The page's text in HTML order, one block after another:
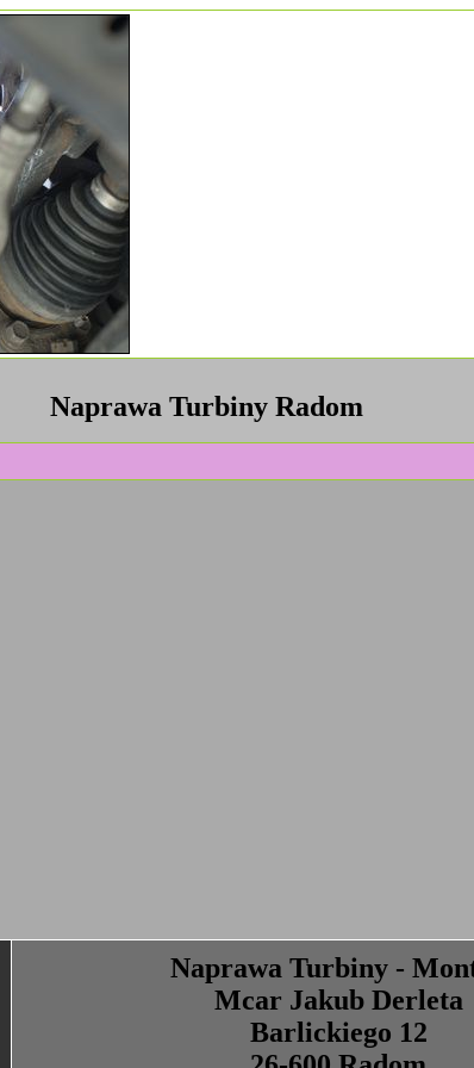
Naprawa Turbiny Radom
Naprawa Turbiny -
Mcar Jakub Derleta
Barlickiego 12